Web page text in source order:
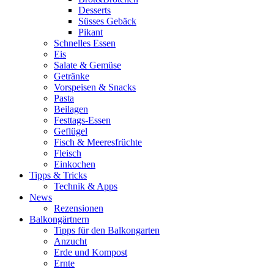
Desserts
Süsses Gebäck
Pikant
Schnelles Essen
Eis
Salate & Gemüse
Getränke
Vorspeisen & Snacks
Pasta
Beilagen
Festtags-Essen
Geflügel
Fisch & Meeresfrüchte
Fleisch
Einkochen
Tipps & Tricks
Technik & Apps
News
Rezensionen
Balkongärtnern
Tipps für den Balkongarten
Anzucht
Erde und Kompost
Ernte